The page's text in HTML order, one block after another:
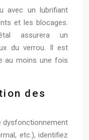
avec un lubrifiant
et les blocages.
assurera un
du verrou. Il est
au moins une fois
des
dysfonctionnement
etc.), identifiez